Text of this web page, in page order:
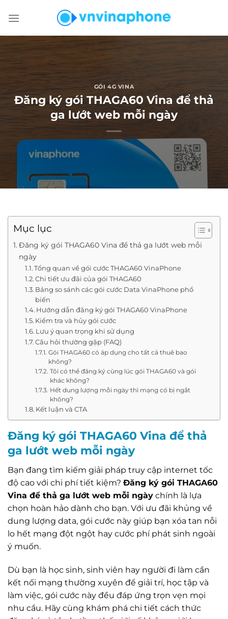
đến
GÓI 4G VINA
Đăng ký gói THAGA60 Vina để thả
ga lướt web mỗi ngày
Mục lục
Đăng ký gói THAGA60 Vina để thả ga lướt web mỗi
ngày
Tổng quan về gói cước THAGA60 VinaPhone
Chi tiết ưu đãi của gói THAGA60
Bảng so sánh các gói cước Data VinaPhone phổ
biến
Hướng dẫn đăng ký gói THAGA60 VinaPhone
Kiểm tra và hủy gói cước
Lưu ý quan trọng khi sử dụng
Câu hỏi thường gặp (FAQ)
Gói THAGA60 có áp dụng cho tất cả thuê bao
không?
Tôi có thể đăng ký cùng lúc gói THAGA60 và gói
khác không?
Hết dung lượng mỗi ngày thì mạng có bị ngắt
không?
Kết luận và CTA
Đăng ký gói THAGA60 Vina để thả
ga lướt web mỗi ngày
Bạn đang tìm kiếm giải pháp truy cập internet tốc
độ cao với chi phí tiết kiệm? Đăng ký gói THAGA60
Vina để thả ga lướt web mỗi ngày chính là lựa
chọn hoàn hảo dành cho bạn. Với ưu đãi khủng về
dung lượng data, gói cước này giúp bạn xóa tan nỗi
lo hết mạng đột ngột hay cước phí phát sinh ngoài
ý muốn.
Dù bạn là học sinh, sinh viên hay người đi làm cần
kết nối mạng thường xuyên để giải trí, học tập và
làm việc, gói cước này đều đáp ứng trọn vẹn mọi
nhu cầu. Hãy cùng khám phá chi tiết cách thức